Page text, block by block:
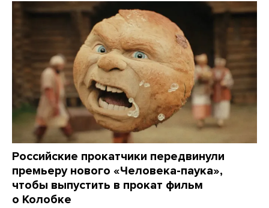
Российские прокатчики передвинули
премьеру нового «Человека-паука»,
чтобы выпустить в прокат фильм
о Колобке